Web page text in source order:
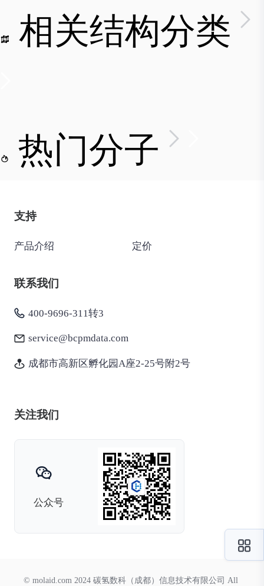
相关结构分类
热门分子
支持
产品介绍 定价
联系我们
400-9696-311转3
service@bcpmdata.com
成都市高新区孵化园A座2-25号附2号
关注我们
公众号
© molaid.com 2024 碳氢数科（成都）信息技术有限公司 All